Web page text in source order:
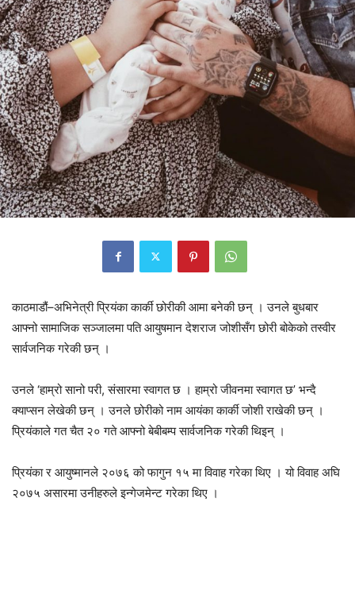
काठमाडौं–अभिनेत्री प्रियंका कार्की छोरीकी आमा बनेकी छन् । उनले बुधबार
आफ्नो सामाजिक सञ्जालमा पति आयुषमान देशराज जोशीसँग छोरी बोकेको तस्वीर
सार्वजनिक गरेकी छन् ।
उनले ‘हाम्रो सानो परी, संसारमा स्वागत छ । हाम्रो जीवनमा स्वागत छ’ भन्दै
क्याप्सन लेखेकी छन् । उनले छोरीको नाम आयंका कार्की जोशी राखेकी छन् ।
प्रियंकाले गत चैत २० गते आफ्नो बेबीबम्प सार्वजनिक गरेकी थिइन् ।
प्रियंका र आयुष्मानले २०७६ को फागुन १५ मा विवाह गरेका थिए । यो विवाह अघि
२०७५ असारमा उनीहरुले इन्गेजमेन्ट गरेका थिए ।